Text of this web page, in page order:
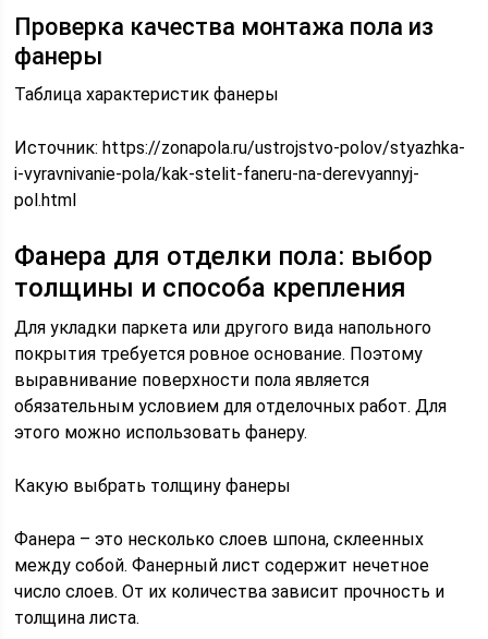
Проверка качества монтажа пола из
фанеры
Таблица характеристик фанеры
Источник:https://zonapola.ru/ustrojstvo-polov/styazhka-
i-vyravnivanie-pola/kak-stelit-faneru-na-derevyannyj-
pol.html
Фанера для отделки пола: выбор
толщины и способа крепления
Для укладки паркета или другого вида напольного
покрытия требуется ровное основание. Поэтому
выравнивание поверхности пола является
обязательным условием для отделочных работ. Для
этого можно использовать фанеру.
Какую выбрать толщину фанеры
Фанера – это несколько слоев шпона, склеенных
между собой. Фанерный лист содержит нечетное
число слоев. От их количества зависит прочность и
толщина листа.